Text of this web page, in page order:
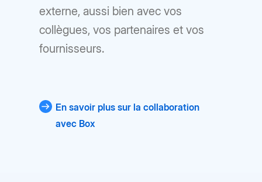
externe, aussi bien avec vos
collègues, vos partenaires et vos
fournisseurs.
En savoir plus sur la collaboration
avec Box